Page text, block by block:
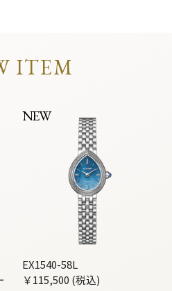
ITEM
NEW
EX1540-58L
￥115,500 (税込)